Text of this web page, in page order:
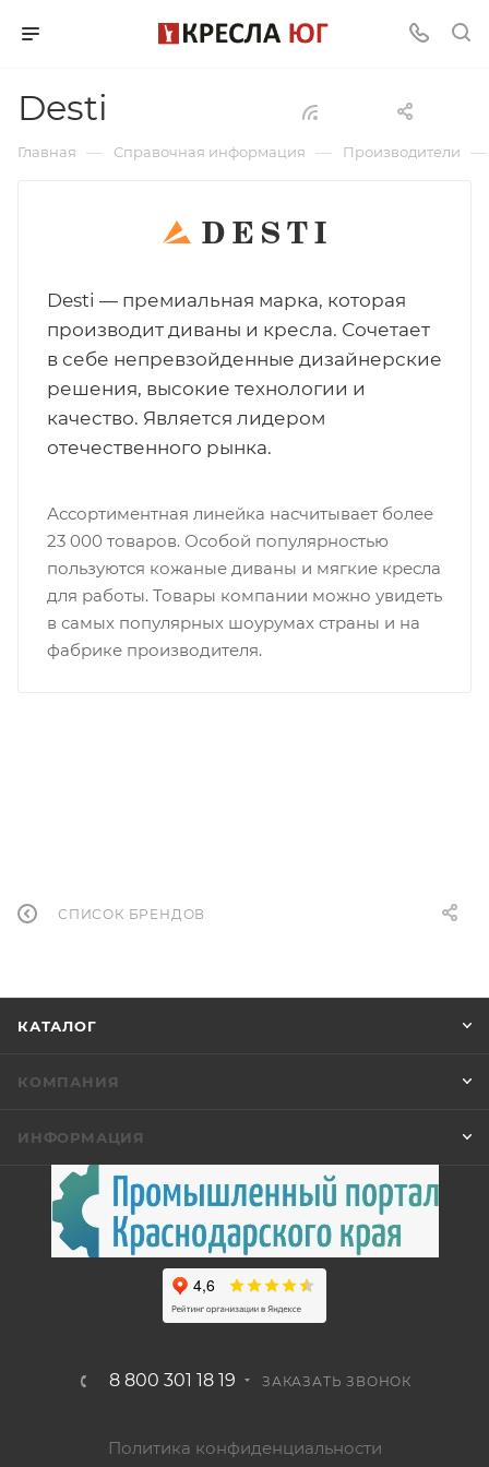
Desti
Главная — Справочная информация — Производители —
Desti — премиальная марка, которая
производит диваны и кресла. Сочетает
в себе непревзойденные дизайнерские
решения, высокие технологии и
качество. Является лидером
отечественного рынка.
Ассортиментная линейка насчитывает более
23 000 товаров. Особой популярностью
пользуются кожаные диваны и мягкие кресла
для работы. Товары компании можно увидеть
в самых популярных шоурумах страны и на
фабрике производителя.
СПИСОК БРЕНДОВ
КАТАЛОГ
КОМПАНИЯ
ИНФОРМАЦИЯ
8 800 301 18 19 ЗАКАЗАТЬ ЗВОНОК
Политика конфиденциальности